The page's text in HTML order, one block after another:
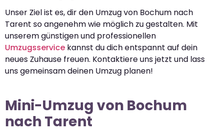
Unser Ziel ist es, dir den Umzug von Bochum nach
Tarent so angenehm wie möglich zu gestalten. Mit
unserem günstigen und professionellen
Umzugsservice kannst du dich entspannt auf dein
neues Zuhause freuen. Kontaktiere uns jetzt und lass
uns gemeinsam deinen Umzug planen!
Mini-Umzug von Bochum
nach Tarent